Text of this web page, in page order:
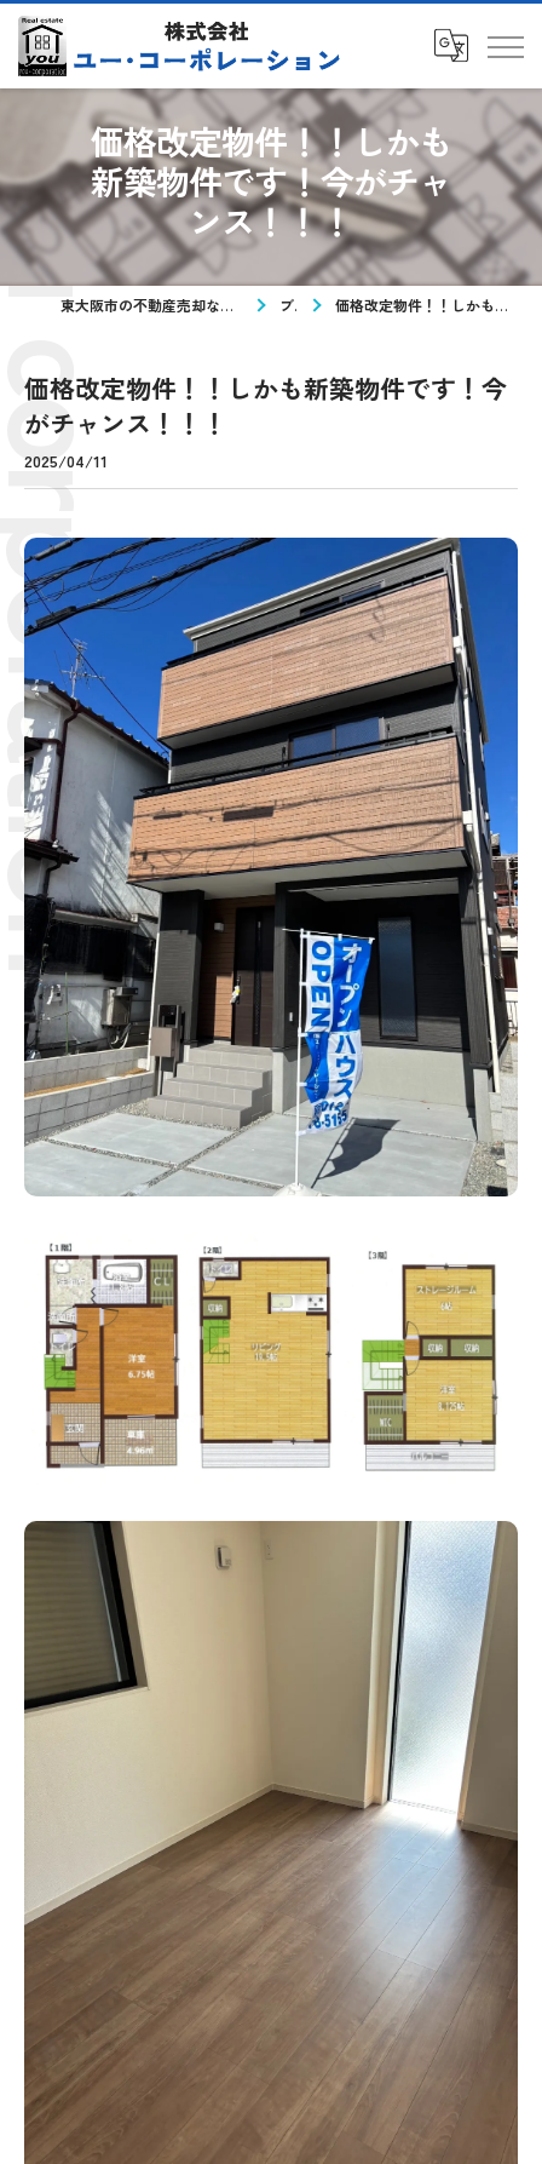
価格改定物件！！しかも
新築物件です！今がチャ
ンス！！！
東大阪市の不動産売却なら株式会社ユー・コーポレーション ブログ 価格改定物件！！しかも新築物件です！今がチャンス！！！
価格改定物件！！しかも新築物件です！今
がチャンス！！！
2025/04/11